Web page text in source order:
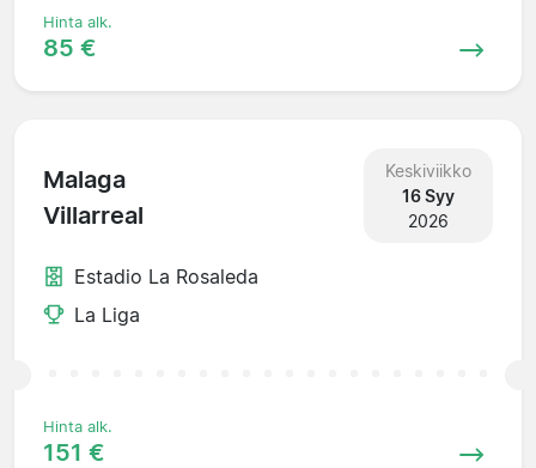
Hinta alk.
85 €
Malaga
Villarreal
Keskiviikko
16 Syy
2026
Estadio La Rosaleda
La Liga
Hinta alk.
151 €